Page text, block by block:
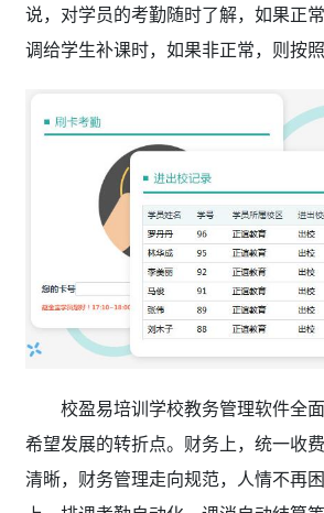
说，对学员的考勤随时了解，如果正
调给学生补课时，如果非正常，则按
校盈易培训学校教务管理软件全
希望发展的转折点。财务上，统一收
清晰，财务管理走向规范，人情不再